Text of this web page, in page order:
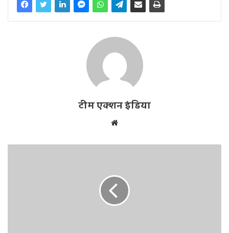
टीम एक्शन इंडिया
b